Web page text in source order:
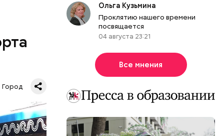
Город
в час
19
Ольга Кузьмина
Проклятию нашего времени
посвящается
04 августа 23:21
Все мнения